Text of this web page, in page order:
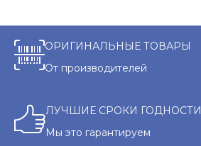
ОРИГИНАЛЬНЫЕ ТОВАРЫ
От производителей
ЛУЧШИЕ СРОКИ ГОДНОСТИ
Мы это гарантируем